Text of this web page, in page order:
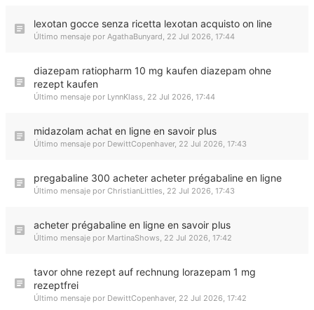
lexotan gocce senza ricetta lexotan acquisto on line
Último mensaje por AgathaBunyard, 22 Jul 2026, 17:44
diazepam ratiopharm 10 mg kaufen diazepam ohne
rezept kaufen
Último mensaje por LynnKlass, 22 Jul 2026, 17:44
midazolam achat en ligne en savoir plus
Último mensaje por DewittCopenhaver, 22 Jul 2026, 17:43
pregabaline 300 acheter acheter prégabaline en ligne
Último mensaje por ChristianLittles, 22 Jul 2026, 17:43
acheter prégabaline en ligne en savoir plus
Último mensaje por MartinaShows, 22 Jul 2026, 17:42
tavor ohne rezept auf rechnung lorazepam 1 mg
rezeptfrei
Último mensaje por DewittCopenhaver, 22 Jul 2026, 17:42